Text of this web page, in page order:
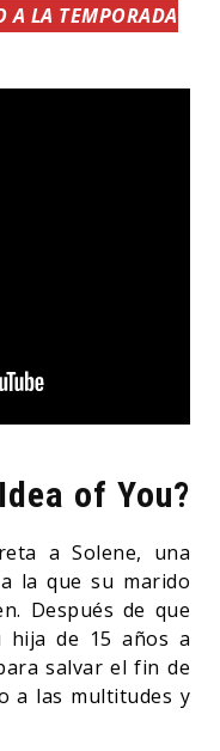
A LA TEMPORADA
of You?
a Solene, una
la que su marido
Después de que
hija de 15 años a
salvar el fin de
a las multitudes y